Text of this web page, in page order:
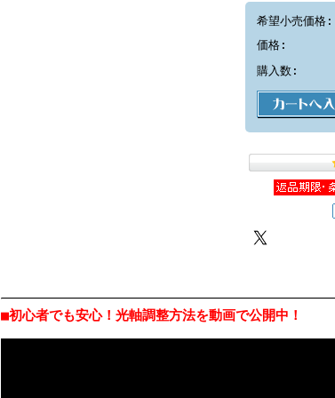
希望小売価格:
価格:
購入数:
■初心者でも安心！光軸調整方法を動画で公開中！